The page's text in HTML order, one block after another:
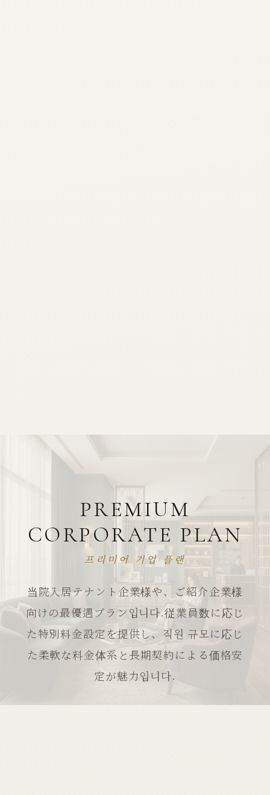
PREMIUM
CORPORATE PLAN
프리미어 기업 플랜
当院入居テナント企業様や、ご紹介企業様
向けの最優遇プラン입니다.従業員数に応じ
た特別料金設定を提供し、직원 규모に応じ
た柔軟な料金体系と長期契約による価格安
定が魅力입니다.